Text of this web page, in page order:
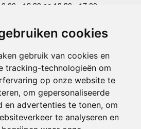
cookies
gebruik van cookies en
tracking-technologieën om
op onze website te
om gepersonaliseerde
en advertenties te tonen, om
te analyseren en
- 12.30 en 13.30 - 17.00
10.00 - 12.30 en 13.30 - 17.00
- 12.30 en 13.30 - 17.00
Zaterdag
gesloten
Zondag gesloten